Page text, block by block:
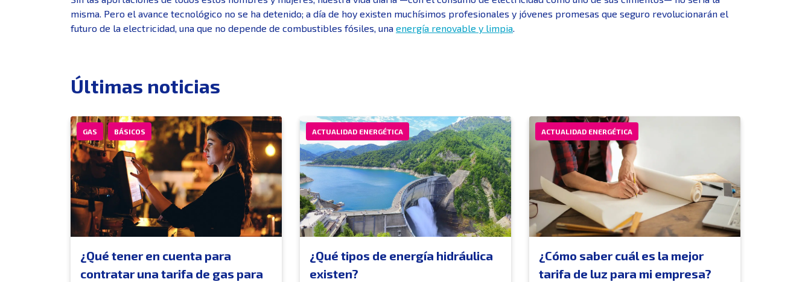
misma. Pero el avance tecnológico no se ha detenido; a día de hoy existen muchísimos profesionales y jóvenes promesas que seguro revolucionarán el
futuro de la electricidad, una que no depende de combustibles fósiles, una energía renovable y limpia.
Últimas noticias
GAS BÁSICOS
¿Qué tener en cuenta para
contratar una tarifa de gas para
ACTUALIDAD ENERGÉTICA
¿Qué tipos de energía hidráulica
existen?
ACTUALIDAD ENERGÉTICA
¿Cómo saber cuál es la mejor
tarifa de luz para mi empresa?